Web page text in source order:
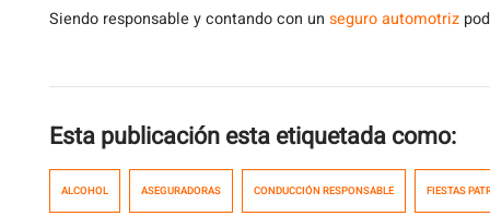
Siendo responsable y contando con un seguro automotriz
Esta publicación esta etiquetada como:
ALCOHOL ASEGURADORAS CONDUCCIÓN RESPONSABLE FIESTAS